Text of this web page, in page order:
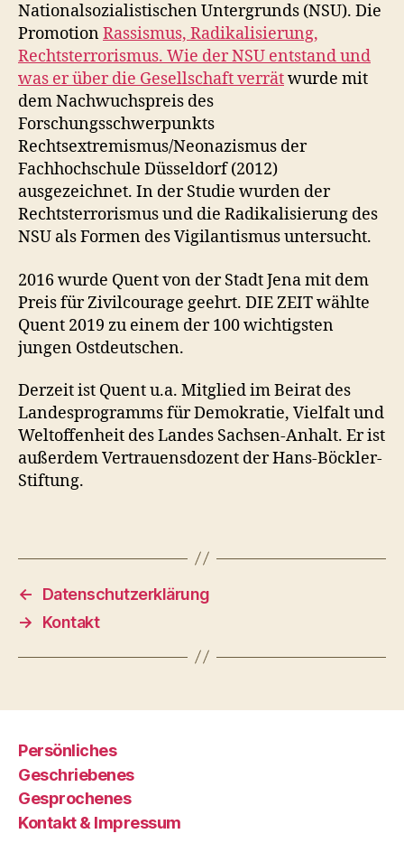
Nationalsozialistischen Untergrunds (NSU). Die
PromotionRassismus, Radikalisierung,
Rechtsterrorismus. Wie der NSU entstand und
was er über die Gesellschaft verrätwurde mit
dem Nachwuchspreis des
Forschungsschwerpunkts
Rechtsextremismus/Neonazismus der
Fachhochschule Düsseldorf (2012)
ausgezeichnet. In der Studie wurden der
Rechtsterrorismus und die Radikalisierung des
NSU als Formen des Vigilantismus untersucht.
2016 wurde Quent von der Stadt Jena mit dem
Preis für Zivilcourage geehrt. DIE ZEIT wählte
Quent 2019 zu einem der 100 wichtigsten
jungen Ostdeutschen.
Derzeit ist Quent u.a. Mitglied im Beirat des
Landesprogramms für Demokratie, Vielfalt und
Weltoffenheit des Landes Sachsen-Anhalt. Er ist
außerdem Vertrauensdozent der Hans-Böckler-
Stiftung.
←
Datenschutzerklärung
→
Kontakt
Persönliches
Geschriebenes
Gesprochenes
Kontakt & Impressum